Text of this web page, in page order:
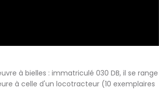
à bielles : immatriculé 030 DB, il se range
à celle d'un locotracteur (10 exemplaires